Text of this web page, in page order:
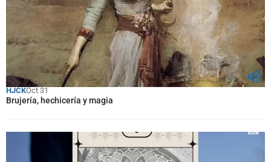
HJCKOct 31
Brujería, hechicería y magia